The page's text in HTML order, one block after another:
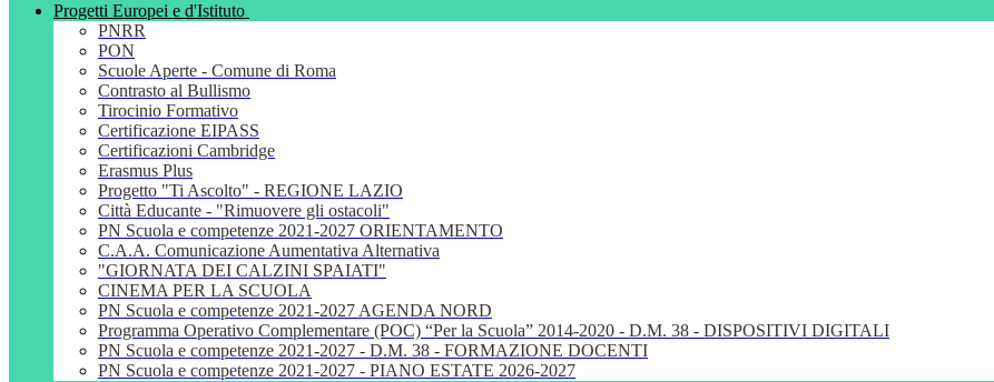
Progetti Europei e d'Istituto
PNRR
PON
Scuole Aperte - Comune di Roma
Contrasto al Bullismo
Tirocinio Formativo
Certificazione EIPASS
Certificazioni Cambridge
Erasmus Plus
Progetto "Ti Ascolto" - REGIONE LAZIO
Città Educante - "Rimuovere gli ostacoli"
PN Scuola e competenze 2021-2027 ORIENTAMENTO
C.A.A. Comunicazione Aumentativa Alternativa
"GIORNATA DEI CALZINI SPAIATI"
CINEMA PER LA SCUOLA
PN Scuola e competenze 2021-2027 AGENDA NORD
Programma Operativo Complementare (POC) “Per la Scuola” 2014-2020 - D.M. 38 - DISPOSITIVI DIGITALI
PN Scuola e competenze 2021-2027 - D.M. 38 - FORMAZIONE DOCENTI
PN Scuola e competenze 2021-2027 - PIANO ESTATE 2026-2027